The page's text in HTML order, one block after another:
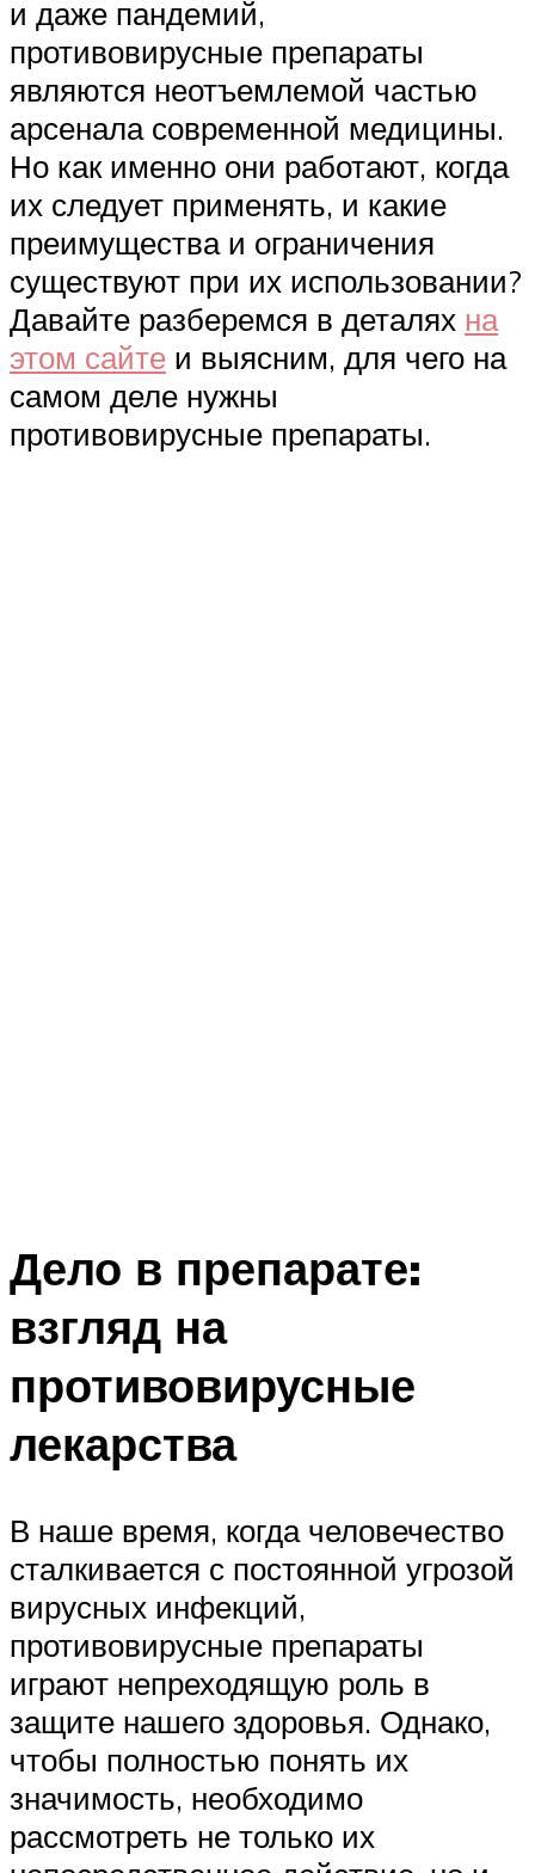
и даже пандемий,
противовирусные препараты
являются неотъемлемой частью
арсенала современной медицины.
Но как именно они работают, когда
их следует применять, и какие
преимущества и ограничения
существуют при их использовании?
Давайте разберемся в деталях на
этом сайте и выясним, для чего на
самом деле нужны
противовирусные препараты.
Дело в препарате:
взгляд на
противовирусные
лекарства
В наше время, когда человечество
сталкивается с постоянной угрозой
вирусных инфекций,
противовирусные препараты
играют непреходящую роль в
защите нашего здоровья. Однако,
чтобы полностью понять их
значимость, необходимо
рассмотреть не только их